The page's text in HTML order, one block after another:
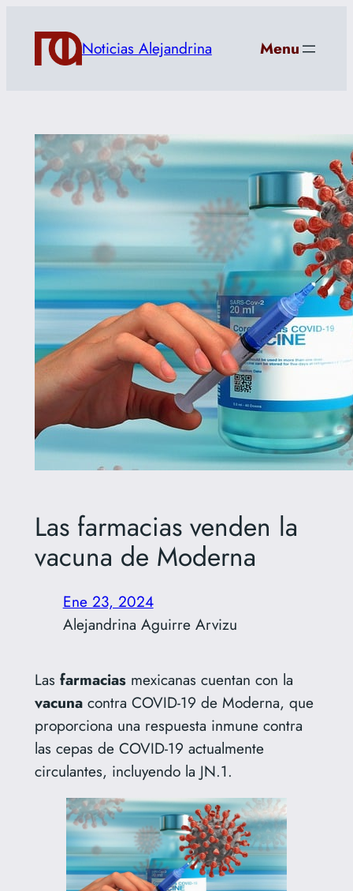
contenido
Noticias Alejandrina Menu
Las farmacias venden la
vacuna de Moderna
Ene 23, 2024
Alejandrina Aguirre Arvizu
Las farmaciasmexicanas cuentan con la
vacunacontra COVID-19 de Moderna, que
proporciona una respuesta inmune contra
las cepas de COVID-19 actualmente
circulantes, incluyendo la JN.1.